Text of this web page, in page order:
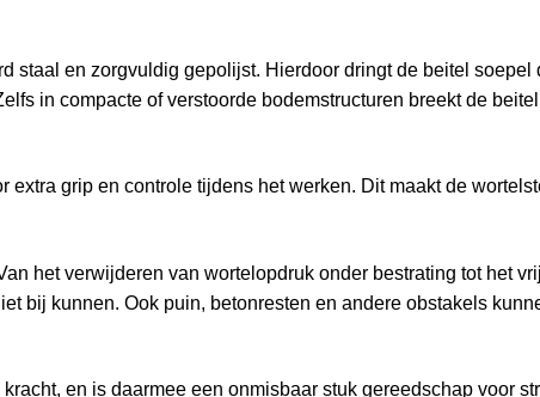
staal en zorgvuldig gepolijst. Hierdoor dringt de beitel soepel
in compacte of verstoorde bodemstructuren breekt de
grip en controle tijdens het werken. Dit maakt de
het verwijderen van wortelopdruk onder bestrating tot het
bij kunnen. Ook puin, betonresten en andere obstakels
en is daarmee een onmisbaar stuk gereedschap voor